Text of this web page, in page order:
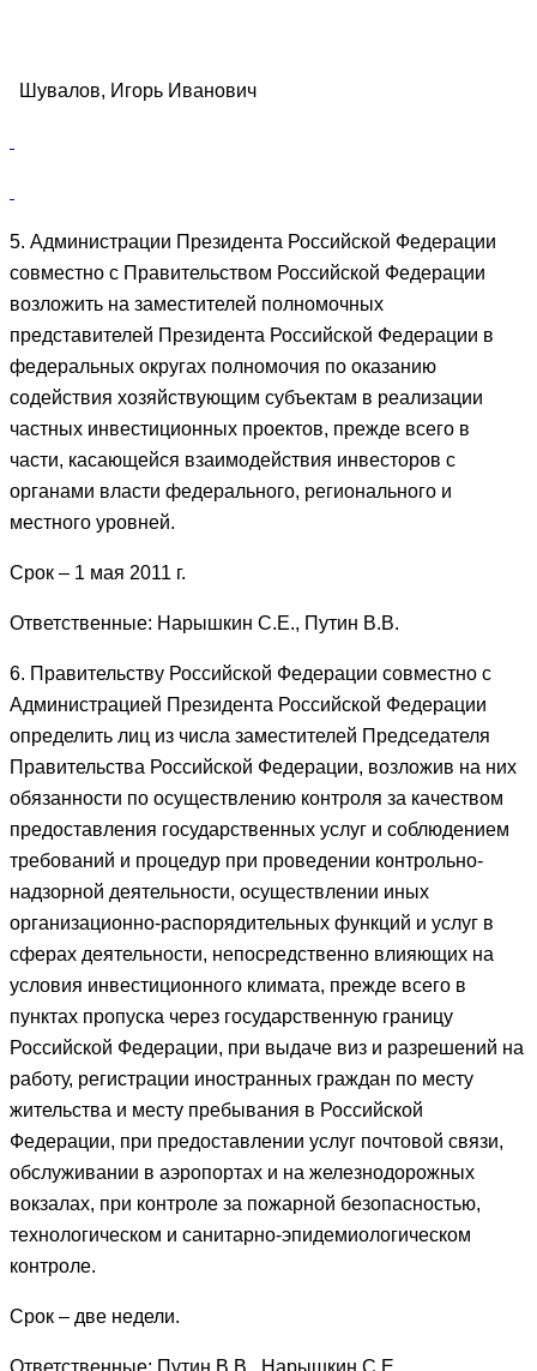
Шувалов, Игорь Иванович
5. Администрации Президента Российской Федерации
совместно с Правительством Российской Федерации
возложить на заместителей полномочных
представителей Президента Российской Федерации в
федеральных округах полномочия по оказанию
содействия хозяйствующим субъектам в реализации
частных инвестиционных проектов, прежде всего в
части, касающейся взаимодействия инвесторов с
органами власти федерального, регионального и
местного уровней.
Срок – 1 мая 2011 г.
Ответственные: Нарышкин С.Е., Путин В.В.
6. Правительству Российской Федерации совместно с
Администрацией Президента Российской Федерации
определить лиц из числа заместителей Председателя
Правительства Российской Федерации, возложив на них
обязанности по осуществлению контроля за качеством
предоставления государственных услуг и соблюдением
требований и процедур при проведении контрольно-
надзорной деятельности, осуществлении иных
организационно-распорядительных функций и услуг в
сферах деятельности, непосредственно влияющих на
условия инвестиционного климата, прежде всего в
пунктах пропуска через государственную границу
Российской Федерации, при выдаче виз и разрешений на
работу, регистрации иностранных граждан по месту
жительства и месту пребывания в Российской
Федерации, при предоставлении услуг почтовой связи,
обслуживании в аэропортах и на железнодорожных
вокзалах, при контроле за пожарной безопасностью,
технологическом и санитарно-эпидемиологическом
контроле.
Срок – две недели.
Ответственные: Путин В.В., Нарышкин С.Е.